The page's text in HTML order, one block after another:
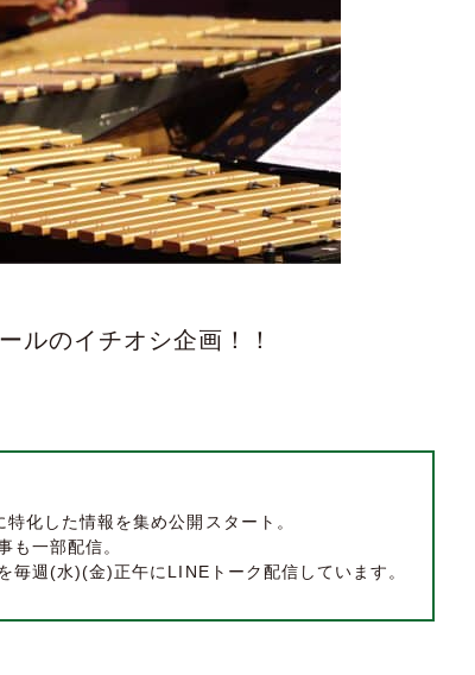
ルのイチオシ企画！！
化した情報を集め公開スタート。
も一部配信。
毎週(水)(金)正午にLINEトーク配信しています。